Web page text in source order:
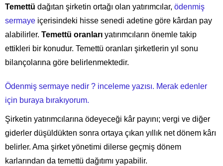
Temettü dağıtan şirketin ortağı olan yatırımcılar, ödenmiş
sermaye içerisindeki hisse senedi adetine göre kârdan pay
alabilirler. Temettü oranları yatırımcıların önemle takip
ettikleri bir konudur. Temettü oranları şirketlerin yıl sonu
bilançolarına göre belirlenmektedir.
Ödenmiş sermaye nedir ? inceleme yazısı. Merak edenler
için buraya bırakıyorum.
Şirketin yatırımcılarına ödeyeceği kâr payını; vergi ve diğer
giderler düşüldükten sonra ortaya çıkan yıllık net dönem kârı
belirler. Ama şirket yönetimi dilerse geçmiş dönem
karlarından da temettü dağıtımı yapabilir.